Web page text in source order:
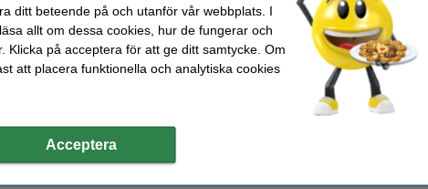
100st
ditt beteende på och utanför vår webbplats. I
allt om dessa cookies, hur de fungerar och
Klicka på acceptera för att ge ditt samtycke. Om
att placera funktionella och analytiska cookies
Acceptera